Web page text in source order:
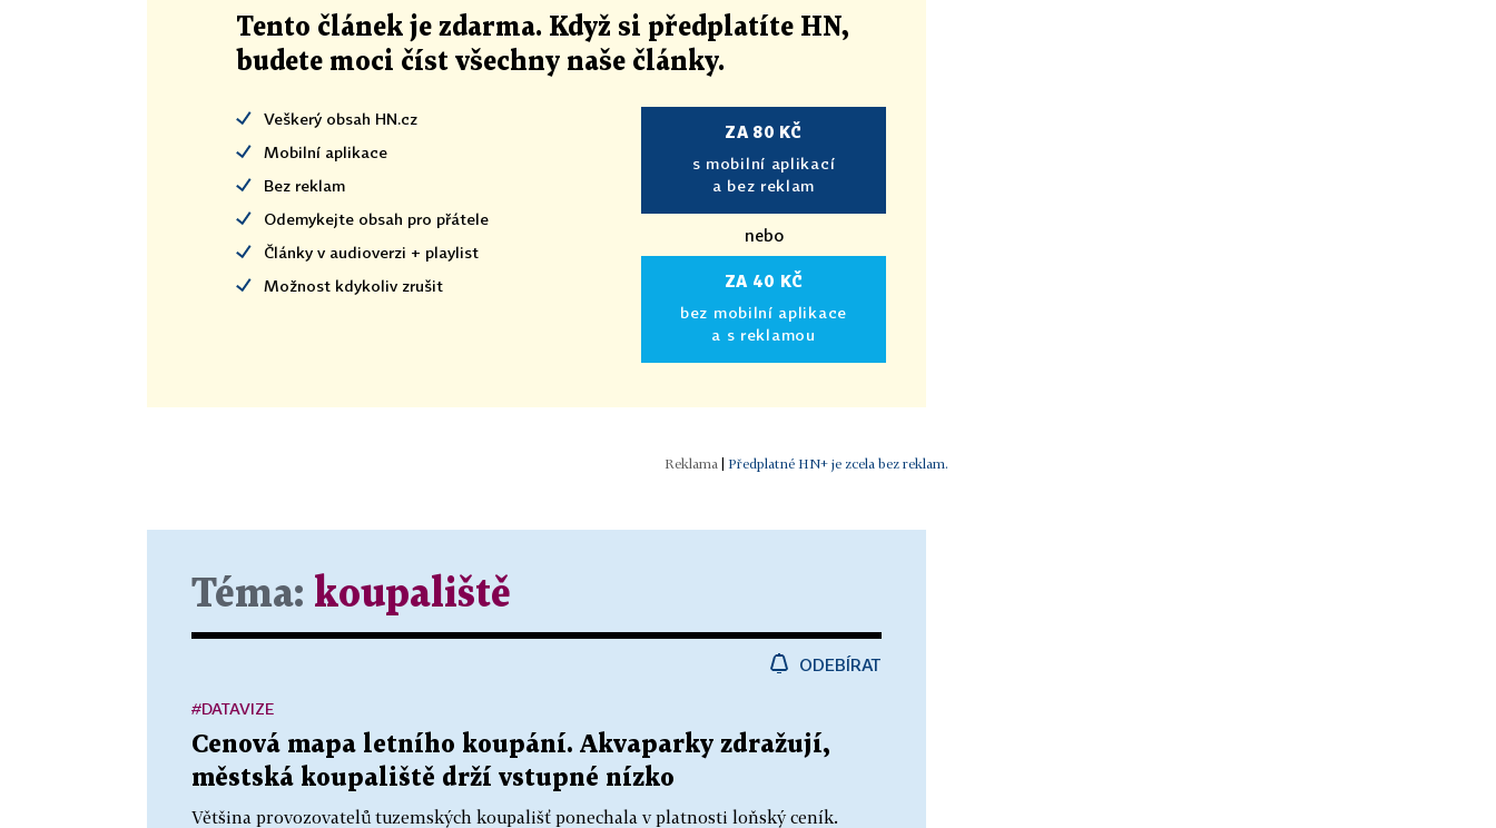
Tento článek je zdarma. Když si předplatíte HN,
budete moci číst všechny naše články.
Veškerý obsah HN.cz
Mobilní aplikace
Bez reklam
Odemykejte obsah pro přátele
Články v audioverzi + playlist
Možnost kdykoliv zrušit
ZA 80 KČ
s mobilní aplikací
a bez reklam
nebo
ZA 40 KČ
bez mobilní aplikace
a s reklamou
| Předplatné HN+ je zcela bez reklam.
Téma: koupaliště
ODEBÍRAT
Cenová mapa letního koupání. Akvaparky zdražují,
městská koupaliště drží vstupné nízko
Většina provozovatelů tuzemských koupališť ponechala v platnosti loňský ceník.
#DATAVIZE